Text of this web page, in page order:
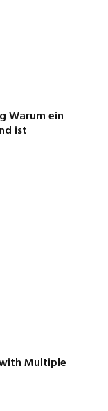
Warum ein
ist
Multiple